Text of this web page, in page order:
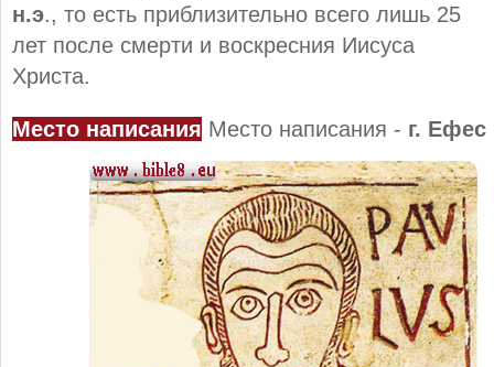
н.э., то есть приблизительно всего лишь 25
лет после смерти и воскресния Иисуса
Христа.
Место написания Место написания - г. Ефес